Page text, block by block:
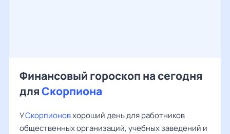
Финансовый гороскоп на сегодня
дляСкорпиона
УСкорпионовхороший день для работников
общественных организаций, учебных заведений и